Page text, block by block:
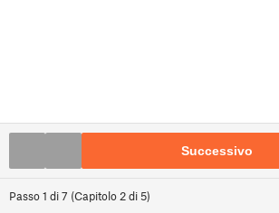
Passo1 di7 (Capitolo 2di 5)
Successivo